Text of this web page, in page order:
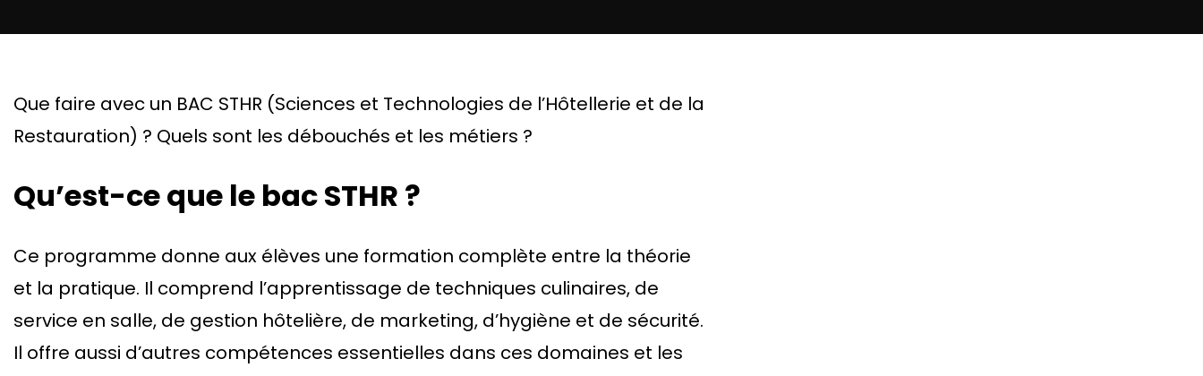
Que faire avec un BAC STHR (Sciences et Technologies de l’Hôtellerie et de la
Restauration) ? Quels sont les débouchés et les métiers ?
Qu’est-ce que le bac STHR ?
Ce programme donne aux élèves une formation complète entre la théorie
et la pratique. Il comprend l’apprentissage de techniques culinaires, de
service en salle, de gestion hôtelière, de marketing, d’hygiène et de sécurité.
Il offre aussi d’autres compétences essentielles dans ces domaines et les